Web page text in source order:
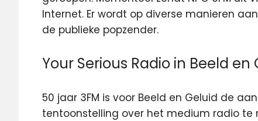
Internet. Er wordt op diverse manieren
de publieke popzender.
Your Serious Radio in Beeld en
50 jaar 3FM is voor Beeld en Geluid de
tentoonstelling over het medium radio te